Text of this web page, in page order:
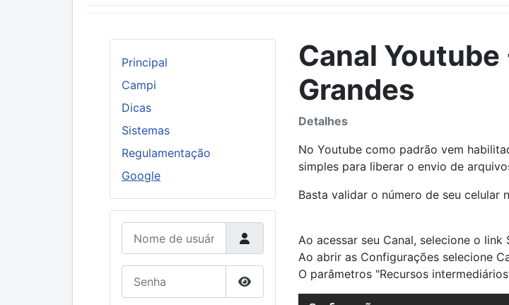
Principal
Campi
Dicas
Sistemas
Regulamentação
Google
Nome de usuário
Mostrar senha
Canal
Grandes
Detalhes
No Youtube como padrão vem
simples para liberar o envio de
Basta validar o número de seu celular
Ao acessar seu Canal, selecione o
Ao abrir as Configurações selecione
O parâmetros "Recursos